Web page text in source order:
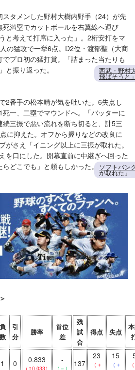
タメンした野村大樹内野手（24）が先
満塁でカットボールを右翼線へ運び
と考えて打席に入った」。2桁安打をマ
の猛攻で一挙6点。D2位・渡部聖（大商
プロ初の猛打賞。「詰まった当たりも
と振り返った。
西武・野村
飛ばそうと
2番手の松本晴が気を吐いた。6失点し
一、二塁でマウンドへ。「バッターに
三振で悪い流れを断ち切ると、計5三
に抑えた。オフから握りなどの改良に
がさえ「イニング以上に三振が取れた。
を口にした。開幕直前に中継ぎへ回った
どこでも」と頼もしかった。 ソフトバン
が取れた」
負
数
引
分
勝率
首位
差
残
試
合
得点 失点
1 0 0.833
（↑0.033）
-
（－）
137
23
（＋
15
（＋